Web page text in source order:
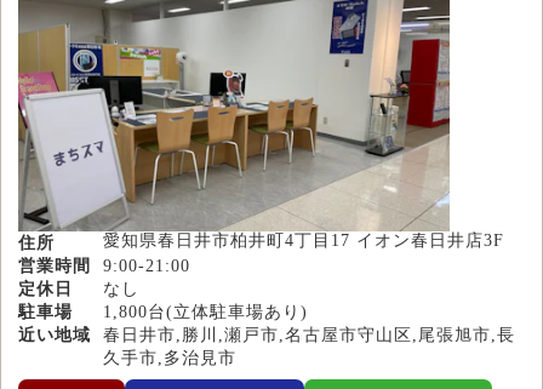
住所
愛知県春日井市柏井町4丁目17 イオン春日井店3F
営業時間
9:00-21:00
定休日
なし
駐車場
1,800台(立体駐車場あり)
近い地域
春日井市,勝川,瀬戸市,名古屋市守山区,尾張旭市,長
久手市,多治見市